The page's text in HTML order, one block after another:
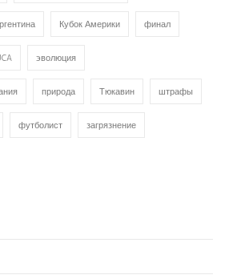
Кубок Америки финал
эволюция
природа Тюкавин штрафы
футболист загрязнение